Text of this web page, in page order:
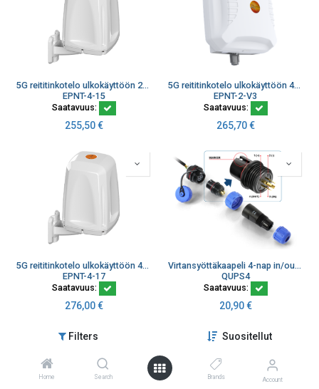
Filters Suositellut
Home Search Brands Account
5G reititinkotelo ulkokäyttöön 2x2 MiMo ympärisäteilevä GPS/GNSS WiFi 3dBi IP67
EPNT-4-15
Saatavuus:
255,50€
5G reititinkotelo ulkokäyttöön 4x4 MiMo suuntaava/ympärisäteilevä WiFi 11 dBi
EPNT-2-V3
Saatavuus:
265,70€
5G reititinkotelo ulkokäyttöön 4x4 MiMo ympärisäteilevä GPS/GNSS WiFi 3dBi IP67
EPNT-4-17
Saatavuus:
276,00€
Virtansyöttäkaapeli 4-nap in/out Virta+IO Teltonika, Quspot Qumax
QUPS4
Saatavuus:
20,90€